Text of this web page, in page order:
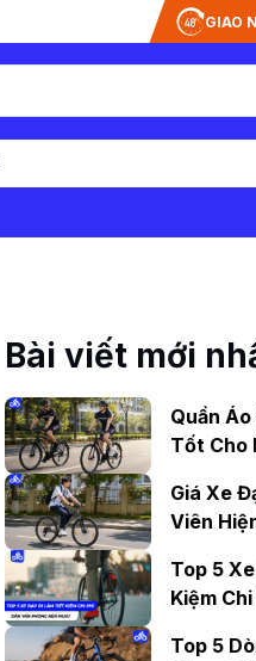
GIAO
Bài viết mới
Quần
Tốt Cho
Giá Xe
Viên
Top 5
Kiệm
Top 5